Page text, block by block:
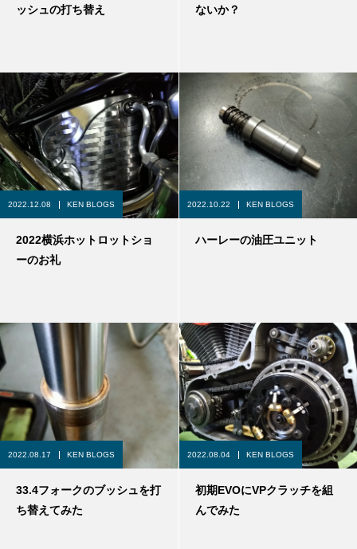
ッシュの打ち替え
ないか？
2022.12.08 KEN BLOGS
2022横浜ホットロットショ
ーのお礼
2022.10.22 KEN BLOGS
ハーレーの油圧ユニット
2022.08.17 KEN BLOGS
33.4フォークのブッシュを打
ち替えてみた
2022.08.04 KEN BLOGS
初期EVOにVPクラッチを組
んでみた